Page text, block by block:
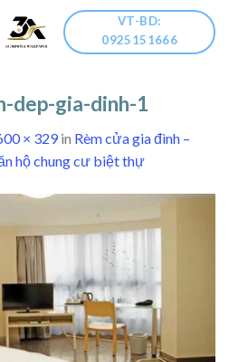
VT-BD:
0925151666
dep-gia-dinh-1
× 329in Rèm cửa gia đình –
hộ chung cư biệt thự